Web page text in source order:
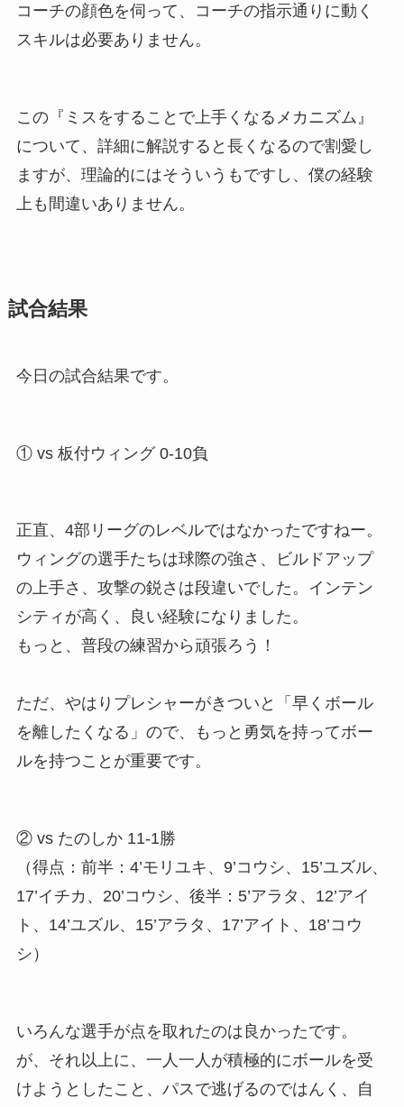
コーチの顔色を伺って、コーチの指示通りに動く
スキルは必要ありません。
この『ミスをすることで上手くなるメカニズム』
について、詳細に解説すると長くなるので割愛し
ますが、理論的にはそういうもですし、僕の経験
上も間違いありません。
試合結果
今日の試合結果です。
① vs 板付ウィング 0-10負
正直、4部リーグのレベルではなかったですねー。
ウィングの選手たちは球際の強さ、ビルドアップ
の上手さ、攻撃の鋭さは段違いでした。インテン
シティが高く、良い経験になりました。
もっと、普段の練習から頑張ろう！
ただ、やはりプレシャーがきついと「早くボール
を離したくなる」ので、もっと勇気を持ってボー
ルを持つことが重要です。
② vs たのしか 11-1勝
（得点：前半：4’モリユキ、9’コウシ、15’ユズル、
17’イチカ、20’コウシ、後半：5’アラタ、12’アイ
ト、14’ユズル、15’アラタ、17’アイト、18’コウ
シ）
いろんな選手が点を取れたのは良かったです。
が、それ以上に、一人一人が積極的にボールを受
けようとしたこと、パスで逃げるのではんく、自